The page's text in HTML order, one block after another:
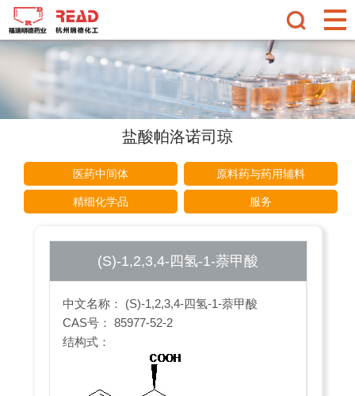
盐酸帕洛诺司琼
医药中间体 原料药与药用辅料
精细化学品 服务
(S)-1,2,3,4-四氢-1-萘甲酸
中文名称： (S)-1,2,3,4-四氢-1-萘甲酸
CAS号： 85977-52-2
结构式：